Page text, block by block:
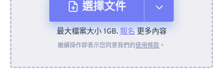
選擇文件
來自裝置
最大檔案大小 1GB.報名更多內容
繼續操作即表示您同意我們的使用條款 。